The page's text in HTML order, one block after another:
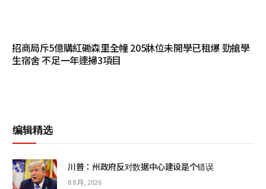
招商局斥5億購紅磡森里全幢 205牀位未開學已租爆 勁搶學
生宿舍 不足一年連掃3項目
编辑精选
川普：州政府反对数据中心建设是个错误
8 8 月, 2026